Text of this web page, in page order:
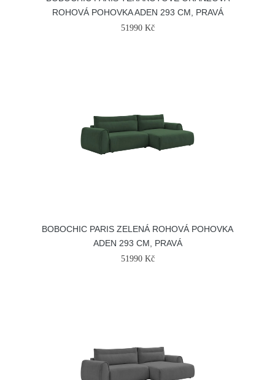
ROHOVÁ POHOVKA ADEN 293 CM, PRAVÁ
51990 Kč
BOBOCHIC PARIS ZELENÁ ROHOVÁ POHOVKA
ADEN 293 CM, PRAVÁ
51990 Kč